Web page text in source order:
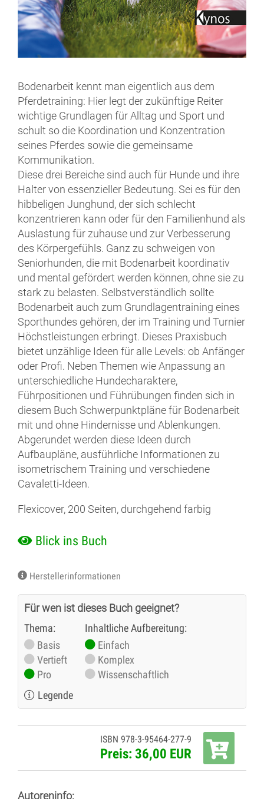
Bodenarbeit kennt man eigentlich aus dem
Pferdetraining: Hier legt der zukünftige Reiter
wichtige Grundlagen für Alltag und Sport und
schult so die Koordination und Konzentration
seines Pferdes sowie die gemeinsame
Kommunikation.
Diese drei Bereiche sind auch für Hunde und ihre
Halter von essenzieller Bedeutung. Sei es für den
hibbeligen Junghund, der sich schlecht
konzentrieren kann oder für den Familienhund als
Auslastung für zuhause und zur Verbesserung
des Körpergefühls. Ganz zu schweigen von
Seniorhunden, die mit Bodenarbeit koordinativ
und mental gefördert werden können, ohne sie zu
stark zu belasten. Selbstverständlich sollte
Bodenarbeit auch zum Grundlagentraining eines
Sporthundes gehören, der im Training und Turnier
Höchstleistungen erbringt. Dieses Praxisbuch
bietet unzählige Ideen für alle Levels: ob Anfänger
oder Profi. Neben Themen wie Anpassung an
unterschiedliche Hundecharaktere,
Führpositionen und Führübungen finden sich in
diesem Buch Schwerpunktpläne für Bodenarbeit
mit und ohne Hindernisse und Ablenkungen.
Abgerundet werden diese Ideen durch
Aufbaupläne, ausführliche Informationen zu
isometrischem Training und verschiedene
Cavaletti-Ideen.
Flexicover, 200 Seiten, durchgehend farbig
Blick ins Buch
Herstellerinformationen
Für wen ist dieses Buch geeignet?
Thema:
Basis
Vertieft
Pro
Inhaltliche Aufbereitung:
Einfach
Komplex
Wissenschaftlich
Legende
ISBN 978-3-95464-277-9
Preis: 36,00 EUR
Autoreninfo: